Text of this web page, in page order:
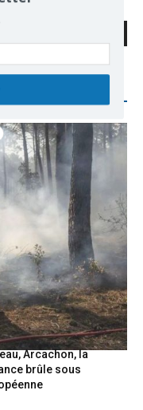
Arcachon, la
brûle sous